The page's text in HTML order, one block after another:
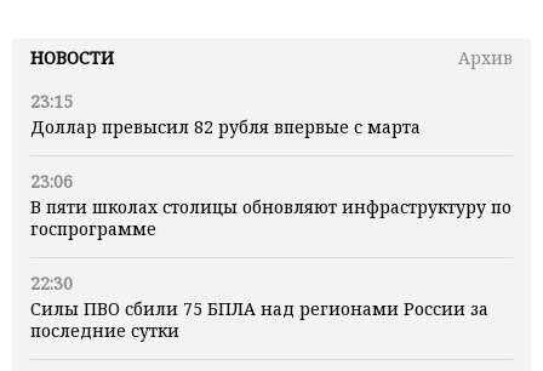
НОВОСТИ
Архив
23:15
Доллар превысил 82 рубля впервые с марта
23:06
В пяти школах столицы обновляют инфраструктуру по
госпрограмме
22:30
Силы ПВО сбили 75 БПЛА над регионами России за
последние сутки